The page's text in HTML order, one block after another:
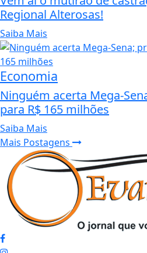
Regional Alterosas!
Saiba Mais
Economia
Ninguém acerta Mega-
para R$ 165 milhões
Saiba Mais
Mais Postagens